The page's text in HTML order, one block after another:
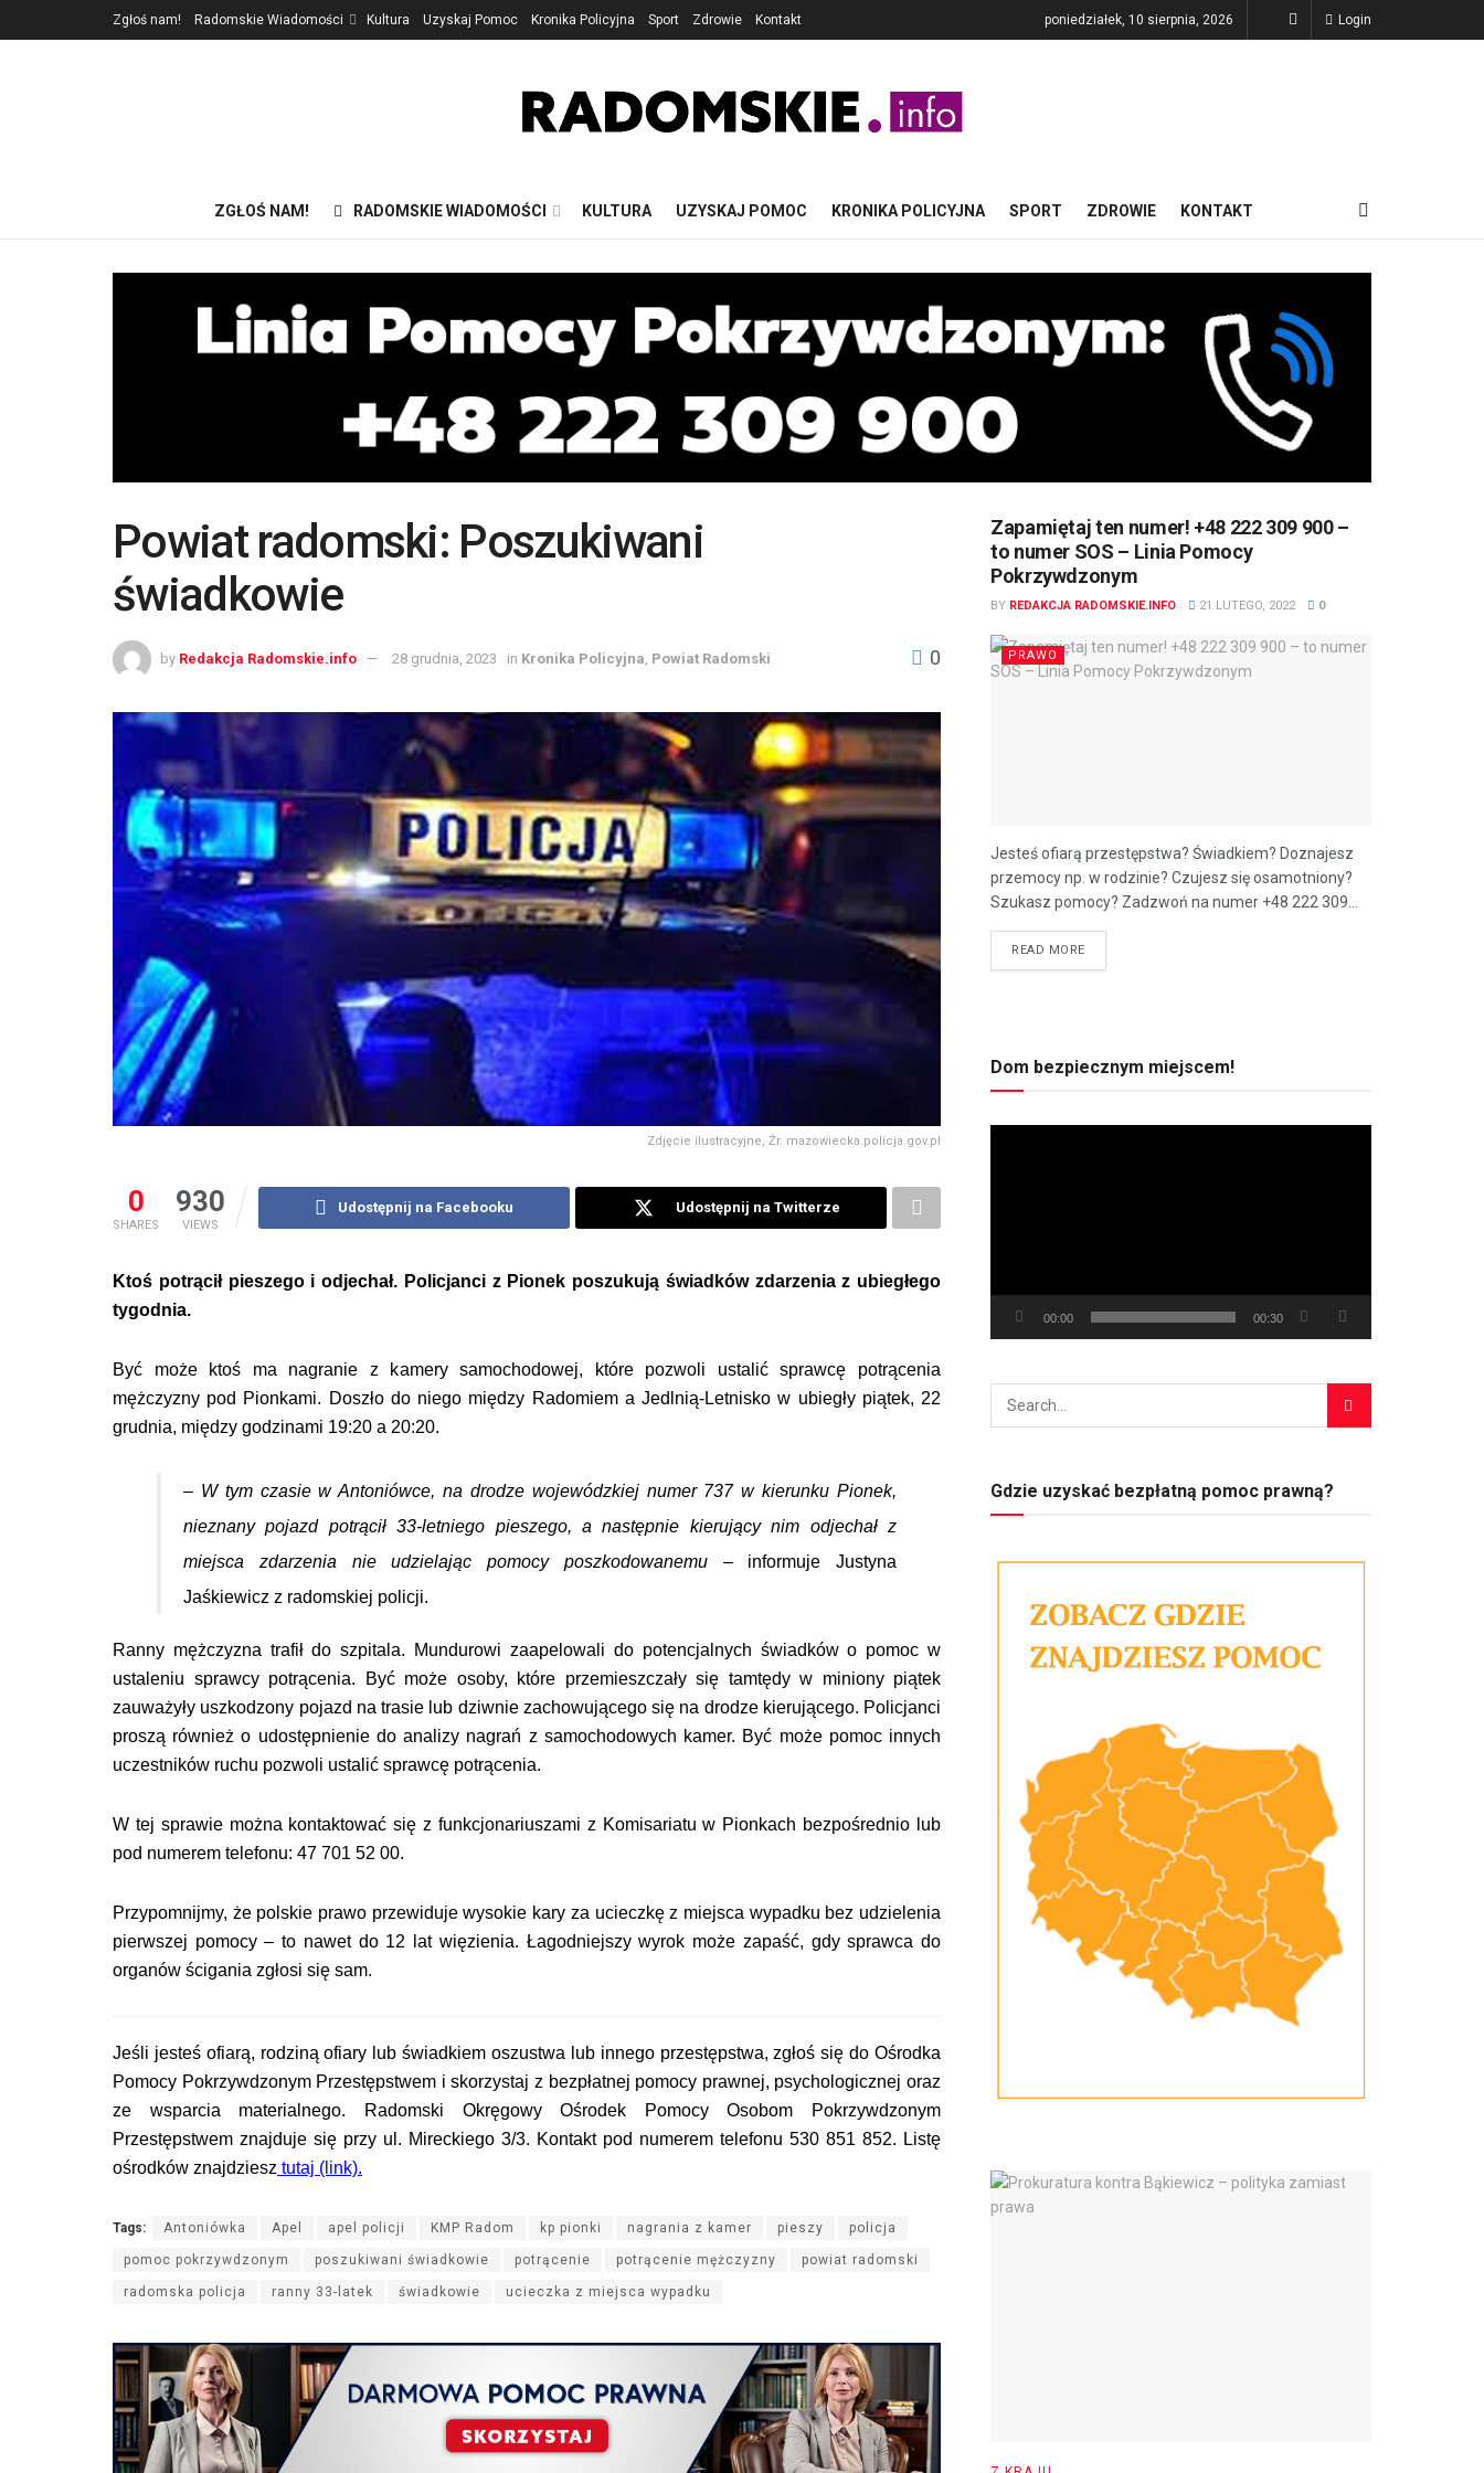
Zgłoś nam! Radomskie Wiadomości Kultura Uzyskaj Pomoc Kronika Policyjna Sport Zdrowie Kontakt poniedziałek, 10 sierpnia, 2026 Login
ZGŁOŚ NAM! RADOMSKIE WIADOMOŚCI KULTURA UZYSKAJ POMOC KRONIKA POLICYJNA SPORT ZDROWIE KONTAKT
Powiat radomski: Poszukiwani
świadkowie
by Redakcja Radomskie.info 28 grudnia, 2023 in Kronika Policyjna Powiat Radomski 0
Zdjęcie ilustracyjne, Źr. mazowiecka.policja.gov.pl
0
SHARES
930
VIEWS
Udostępnij na Facebooku Udostępnij na Twitterze
Ktoś potrącił pieszego i odjechał. Policjanci z Pionek poszukują świadków zdarzenia z ubiegłego
tygodnia.
Być może ktoś ma nagranie z kamery samochodowej, które pozwoli ustalić sprawcę potrącenia
mężczyzny pod Pionkami. Doszło do niego między Radomiem a Jedlnią-Letnisko w ubiegły piątek, 22
grudnia, między godzinami 19:20 a 20:20.
– W tym czasie w Antoniówce, na drodze wojewódzkiej numer 737 w kierunku Pionek,
nieznany pojazd potrącił 33-letniego pieszego, a następnie kierujący nim odjechał z
miejsca zdarzenia nie udzielając pomocy poszkodowanemu– informuje Justyna
Jaśkiewicz z radomskiej policji.
Ranny mężczyzna trafił do szpitala. Mundurowi zaapelowali do potencjalnych świadków o pomoc w
ustaleniu sprawcy potrącenia. Być może osoby, które przemieszczały się tamtędy w miniony piątek
zauważyły uszkodzony pojazd na trasie lub dziwnie zachowującego się na drodze kierującego. Policjanci
proszą również o udostępnienie do analizy nagrań z samochodowych kamer. Być może pomoc innych
uczestników ruchu pozwoli ustalić sprawcę potrącenia.
W tej sprawie można kontaktować się z funkcjonariuszami z Komisariatu w Pionkach bezpośrednio lub
pod numerem telefonu: 47 701 52 00.
Przypomnijmy, że polskie prawo przewiduje wysokie kary za ucieczkę z miejsca wypadku bez udzielenia
pierwszej pomocy – to nawet do 12 lat więzienia. Łagodniejszy wyrok może zapaść, gdy sprawca do
organów ścigania zgłosi się sam.
Jeśli jesteś ofiarą, rodziną ofiary lub świadkiem oszustwa lub innego przestępstwa, zgłoś się do Ośrodka
Pomocy Pokrzywdzonym Przestępstwem i skorzystaj z bezpłatnej pomocy prawnej, psychologicznej oraz
ze wsparcia materialnego. Radomski Okręgowy Ośrodek Pomocy Osobom Pokrzywdzonym
Przestępstwem znajduje się przy ul. Mireckiego 3/3. Kontakt pod numerem telefonu 530 851 852. Listę
ośrodków znajdziesz tutaj (link).
Tags: Antoniówka Apel apel policji KMP Radom kp pionki nagrania z kamer pieszy policja
pomoc pokrzywdzonym poszukiwani świadkowie potrącenie potrącenie mężczyzny powiat radomski
radomska policja ranny 33-latek świadkowie ucieczka z miejsca wypadku
Zapamiętaj ten numer! +48 222 309 900 –
to numer SOS – Linia Pomocy
Pokrzywdzonym
BY REDAKCJA RADOMSKIE.INFO 21 LUTEGO, 2022 0
PRAWO
Jesteś ofiarą przestępstwa? Świadkiem? Doznajesz
przemocy np. w rodzinie? Czujesz się osamotniony?
Szukasz pomocy? Zadzwoń na numer +48 222 309...
READ MORE
Dom bezpiecznym miejscem!
00:00 00:30
Gdzie uzyskać bezpłatną pomoc prawną?